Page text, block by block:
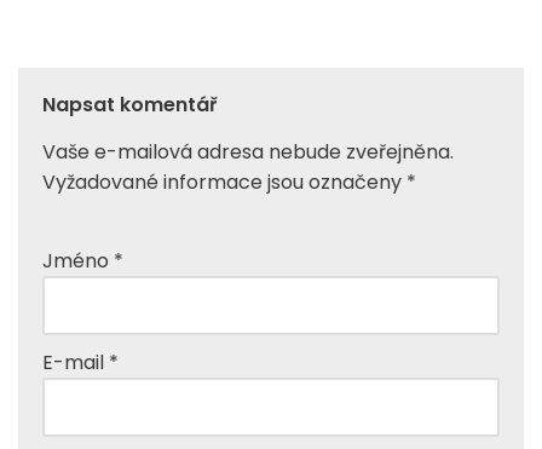
Napsat komentář
Vaše e-mailová adresa nebude zveřejněna.
Vyžadované informace jsou označeny *
Jméno *
E-mail *